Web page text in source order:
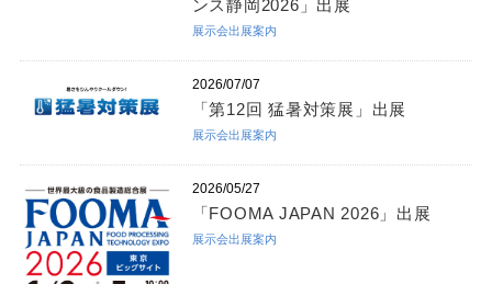
ンス静岡2026」出展
展示会出展案内
2026/07/07
「第12回 猛暑対策展」出展
展示会出展案内
2026/05/27
「FOOMA JAPAN 2026」出展
展示会出展案内